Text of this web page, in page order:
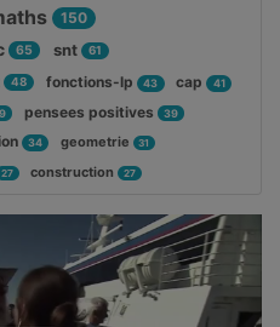
150
65 snt 61
48 fonctions-lp 43 cap 41
pensees positives 39
34 geometrie 31
27 construction 27